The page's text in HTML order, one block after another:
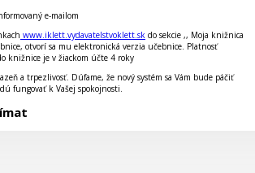
e-mailom
www.iklett.vydavatelstvoklett.sk do sekcie ,, Moja knižnica
otvorí sa mu elektronická verzia učebnice. Platnosť
knižnice je v žiackom účte 4 roky
a trpezlivosť. Dúfame, že nový systém sa Vám bude páčiť
fungovať k Vašej spokojnosti.